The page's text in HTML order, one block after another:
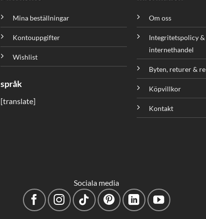
Mina beställningar
Kontouppgifter
Wishlist
språk
[translate]
Om oss
Integritetspolicy &
internethandel
Byten, returer &
Köpvillkor
Kontakt
Sociala media